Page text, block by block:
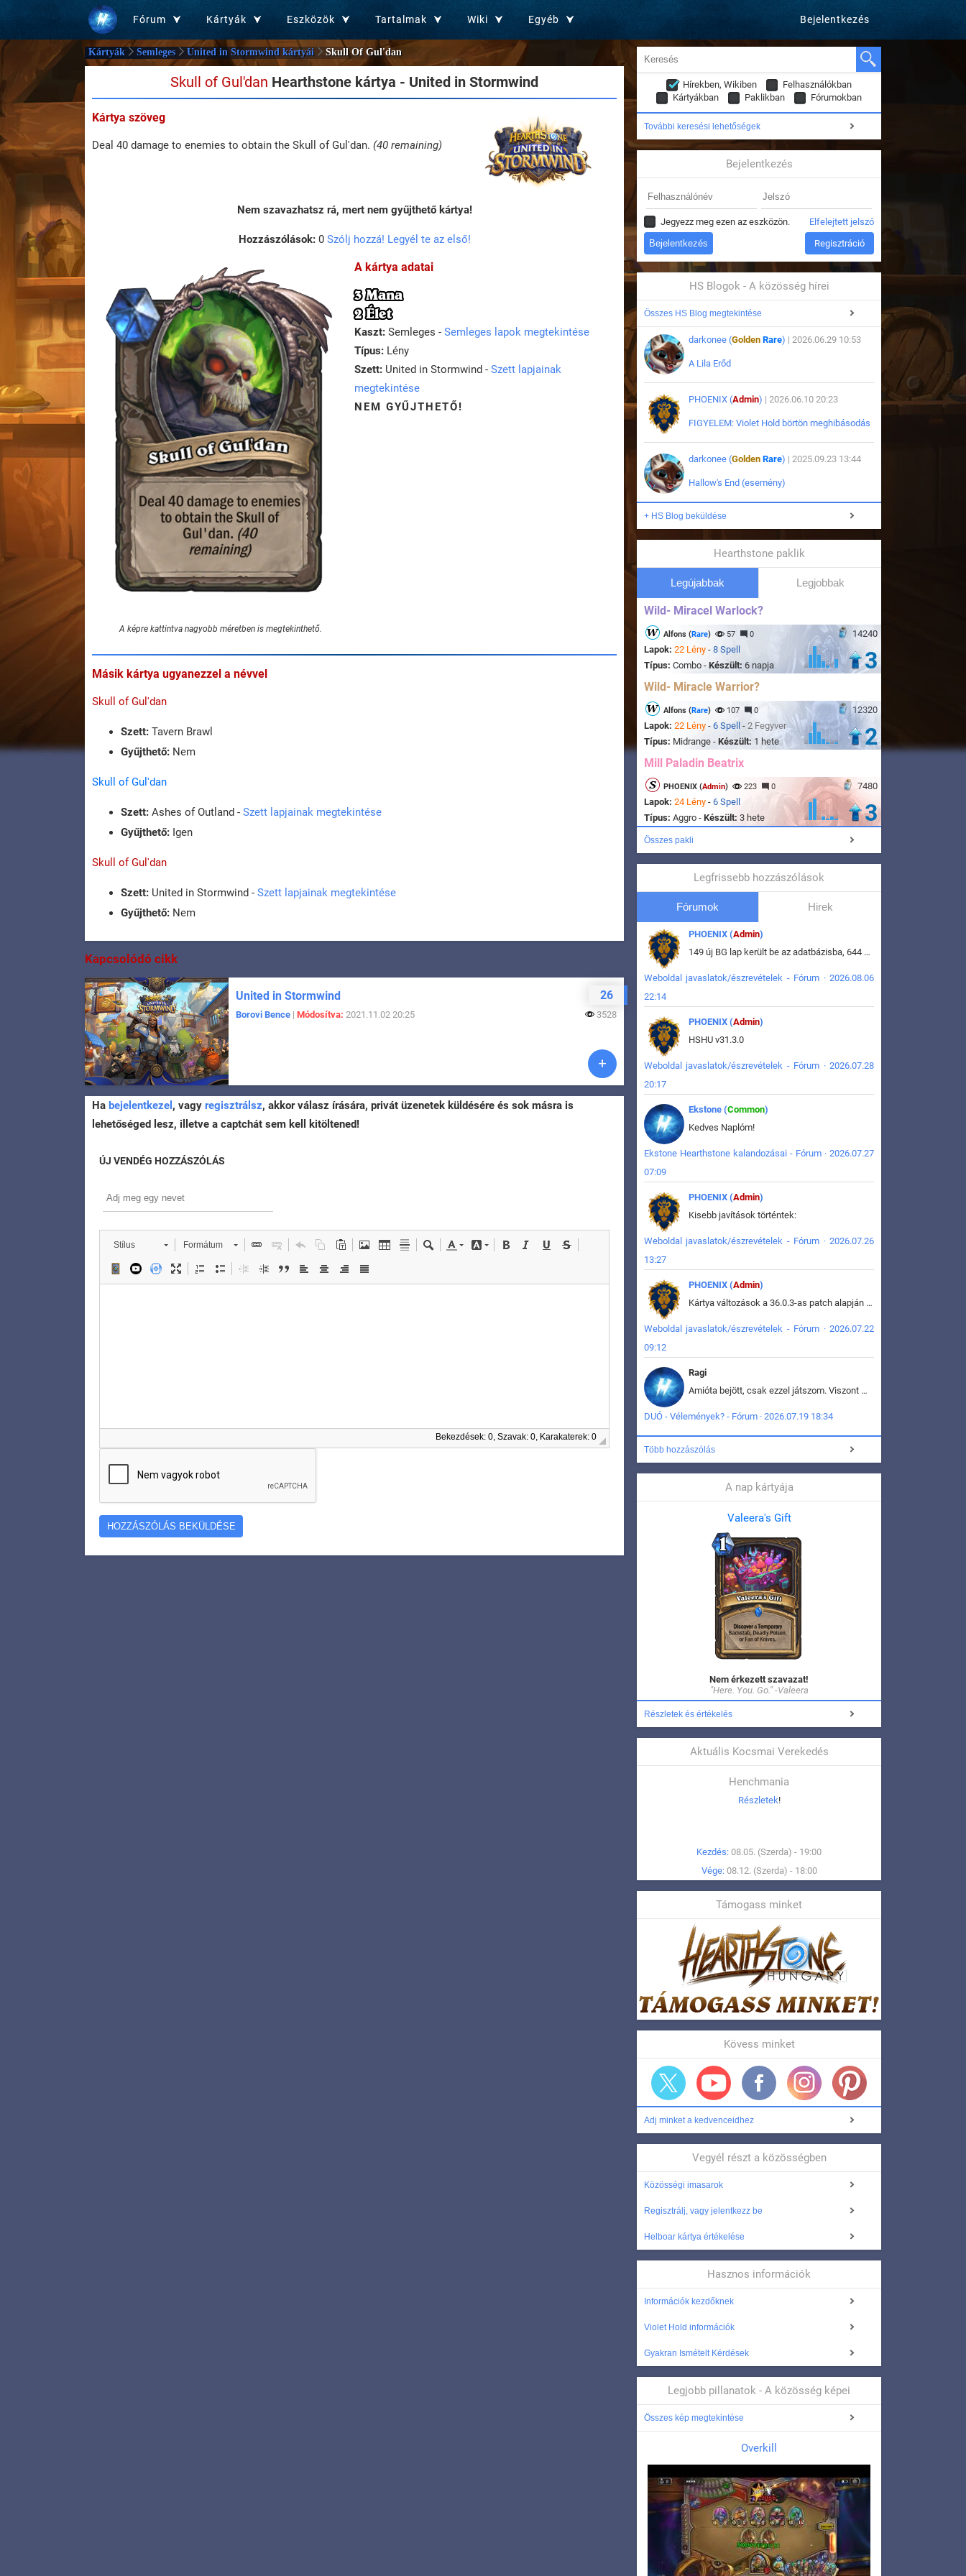
Fórum Kártyák Eszközök Tartalmak Wiki Egyéb Bejelentkezés
Kártyák Semleges United in Stormwind kártyái Skull Of Gul'dan
Skull of Gul'dan Hearthstone kártya - United in Stormwind
Kártya szöveg
Deal 40 damage to enemies to obtain the Skull of Gul'dan. (40 remaining)
Nem szavazhatsz rá, mert nem gyűjthető kártya!
Hozzászólások:0 Szólj hozzá! Legyél te az első!
A képre kattintva nagyobb méretben is megtekinthető.
A kártya adatai
3 Mana
2 Élet
Kaszt: Semleges - Semleges lapok megtekintése
Típus: Lény
Szett: United in Stormwind - Szett lapjainak
megtekintése
NEM GYŰJTHETŐ!
Másik kártya ugyanezzel a névvel
Skull of Gul'dan
Szett: Tavern Brawl
Gyűjthető: Nem
Skull of Gul'dan
Szett: Ashes of Outland - Szett lapjainak megtekintése
Gyűjthető: Igen
Skull of Gul'dan
Szett: United in Stormwind - Szett lapjainak megtekintése
Gyűjthető: Nem
Kapcsolódó cikk
26
United in Stormwind
Borovi Bence | Módosítva: 2021.11.02 20:25 3528
Ha bejelentkezel , vagy regisztrálsz, akkor válasz írására, privát üzenetek küldésére és sok másra is
lehetőséged lesz, illetve a captchát sem kell kitöltened!
ÚJ VENDÉG HOZZÁSZÓLÁS
Stílus Formátum
Bekezdések: 0, Szavak: 0, Karakaterek: 0
Hírekben, Wikiben
Felhasználókban
Kártyákban
Paklikban Fórumokban
További keresési lehetőségek
Bejelentkezés
Jegyezz meg ezen az eszközön. Elfelejtett jelszó
Regisztráció
HS Blogok - A közösség hírei
Összes HS Blog megtekintése
darkonee (Golden Rare) | 2026.06.29 10:53
A Lila Erőd
PHOENIX (Admin) | 2026.06.10 20:23
FIGYELEM: Violet Hold börtön meghibásodás
darkonee (Golden Rare) | 2025.09.23 13:44
Hallow's End (esemény)
+ HS Blog beküldése
Hearthstone paklik
Legújabbak Legjobbak
Wild- Miracel Warlock?
14240
Alfons (Rare) 57 0
Lapok: 22 Lény - 8 Spell
Típus: Combo - Készült: 6 napja 3
Wild- Miracle Warrior?
12320
Alfons (Rare) 107 0
Lapok: 22 Lény - 6 Spell - 2 Fegyver
Típus: Midrange - Készült: 1 hete 2
Mill Paladin Beatrix
7480
PHOENIX (Admin) 223 0
Lapok: 24 Lény - 6 Spell
Típus: Aggro - Készült: 3 hete 3
Összes pakli
Legfrissebb hozzászólások
Fórumok Hirek
PHOENIX (Admin)
149 új BG lap került be az adatbázisba, 644 db meglévő BG lap módosult, bekerültek az új képek a megváltozott lapokhoz is.
Weboldal javaslatok/észrevételek - Fórum · 2026.08.06
22:14
PHOENIX (Admin)
HSHU v31.3.0
Weboldal javaslatok/észrevételek - Fórum · 2026.07.28
20:17
Ekstone (Common)
Kedves Naplóm!
Ekstone Hearthstone kalandozásai - Fórum · 2026.07.27
07:09
PHOENIX (Admin)
Kisebb javítások történtek:
Weboldal javaslatok/észrevételek - Fórum · 2026.07.26
13:27
PHOENIX (Admin)
Kártya változások a 36.0.3-as patch alapján frissítve az adatbázisban (képek is cserélve).
Weboldal javaslatok/észrevételek - Fórum · 2026.07.22
09:12
Ragi
Amióta bejött, csak ezzel játszom. Viszont mint minden más - akár az alapjáték is, ez is baromira összetett lett. Néha már pár kör után is esélytelen az egész. Vagy irreállisan túltápol valaki, vagy lelép a partner, vagy csak hülye mint a segg. És amikor eljönne az én időm, na akkor jön el mindenki másé is. Engem jobban érdekelne, hogy ki milyen ratingen szokott játszani. Na ez lenne egy érdekes adat.
DUÓ - Vélemények? - Fórum · 2026.07.19 18:34
Több hozzászólás
A nap kártyája
Valeera's Gift
Nem érkezett szavazat!
"Here. You. Go." -Valeera
Részletek és értékelés
Aktuális Kocsmai Verekedés
Henchmania
Részletek!
Kezdés: 08.05. (Szerda) - 19:00
Vége: 08.12. (Szerda) - 18:00
Támogass minket
Kövess minket
Adj minket a kedvenceidhez
Vegyél részt a közösségben
Közösségi imasarok
Regisztrálj, vagy jelentkezz be
Helboar kártya értékelése
Hasznos információk
Információk kezdőknek
Violet Hold információk
Gyakran Ismételt Kérdések
Legjobb pillanatok - A közösség képei
Összes kép megtekintése
Overkill